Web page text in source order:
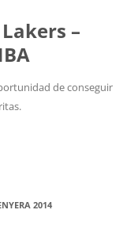
–
de conseguir
2014